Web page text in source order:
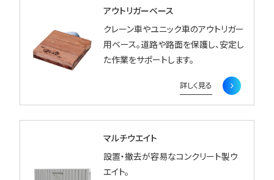
アウトリガーベース
クレーン車やユニック車のアウトリガー
用ベース。道路や路面を保護し、安定し
た作業をサポートします。
詳しく見る
マルチウエイト
設置・撤去が容易なコンクリート製ウ
エイト。